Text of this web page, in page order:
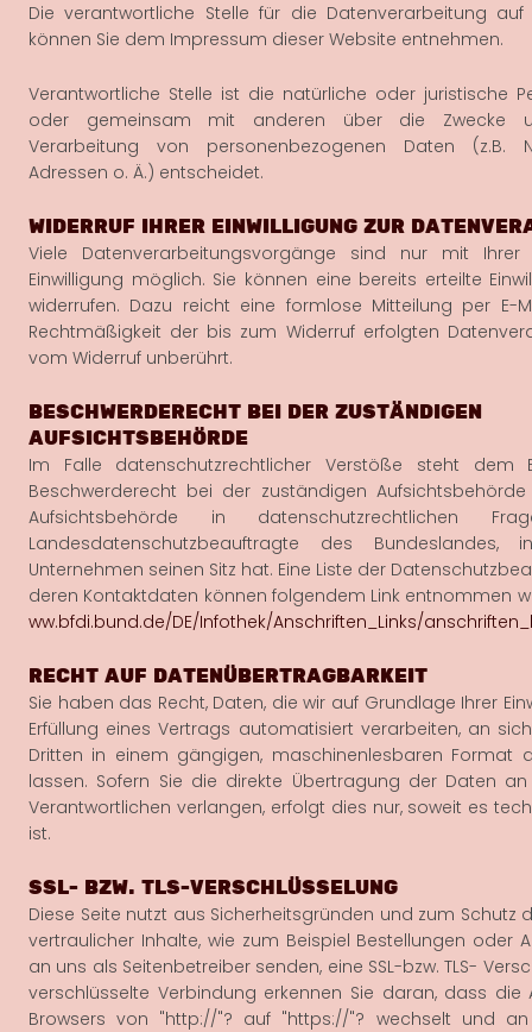
Die verantwortliche Stelle für die Datenverarbeitung auf
können Sie dem Impressum dieser Website entnehmen.
Verantwortliche Stelle ist die natürliche oder juristische
oder gemeinsam mit anderen über die Zwecke
Verarbeitung von personenbezogenen Daten (z.B.
Adressen o. Ä.) entscheidet.
WIDERRUF IHRER EINWILLIGUNG ZUR
Viele Datenverarbeitungsvorgänge sind nur mit Ihrer
Einwilligung möglich. Sie können eine bereits erteilte
widerrufen. Dazu reicht eine formlose Mitteilung per E-
Rechtmäßigkeit der bis zum Widerruf erfolgten
vom Widerruf unberührt.
BESCHWERDERECHT BEI DER ZUSTÄNDIGEN
AUFSICHTSBEHÖRDE
Im Falle datenschutzrechtlicher Verstöße steht dem
Beschwerderecht bei der zuständigen
Aufsichtsbehörde in datenschutzrechtlichen
Landesdatenschutzbeauftragte des
Unternehmen seinen Sitz hat. Eine Liste der
deren Kontaktdaten können folgendem Link entnommen
ww.bfdi.bund.de/DE/Infothek/Anschriften_Links/
RECHT AUF DATENÜBERTRAGBARKEIT
Sie haben das Recht, Daten, die wir auf Grundlage Ihrer
Erfüllung eines Vertrags automatisiert verarbeiten, an
Dritten in einem gängigen, maschinenlesbaren Format
lassen. Sofern Sie die direkte Übertragung der Daten
Verantwortlichen verlangen, erfolgt dies nur, soweit es
ist.
SSL- BZW. TLS-VERSCHLÜSSELUNG
Diese Seite nutzt aus Sicherheitsgründen und zum Schutz
vertraulicher Inhalte, wie zum Beispiel Bestellungen oder
an uns als Seitenbetreiber senden, eine SSL-bzw. TLS-
verschlüsselte Verbindung erkennen Sie daran, dass die
Browsers von "http://"? auf "https://"? wechselt und